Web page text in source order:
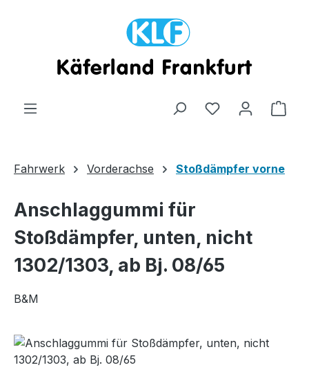
Zum Hauptinhalt springen
Fahrwerk Vorderachse Stoßdämpfer vorne
Anschlaggummi für
Stoßdämpfer, unten, nicht
1302/1303, ab Bj. 08/65
B&M
Bildergalerie überspringen